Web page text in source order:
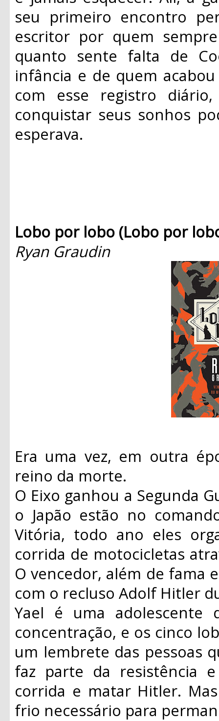
seu primeiro encontro
escritor por quem
quanto sente falta de
infância e de quem
com esse registro
conquistar seus sonhos
esperava.
Lobo por lobo (Lobo por
Ryan Graudin
Era uma vez, em outra
reino da morte.
O Eixo ganhou a Segunda
o Japão estão no
Vitória, todo ano eles
corrida de motocicletas
O vencedor, além de fama
com o recluso Adolf Hitler
Yael é uma
concentração, e os cinco
um lembrete das pessoas
faz parte da resistência
corrida e matar Hitler.
frio necessário para